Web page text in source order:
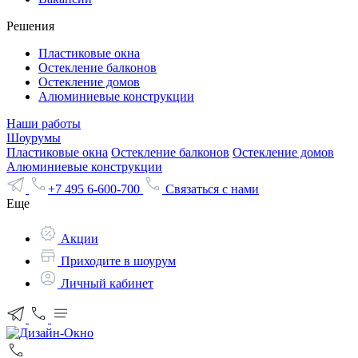
Решения
Пластиковые окна
Остекление балконов
Остекление домов
Алюминиевые конструкции
Наши работы
Шоурумы
Пластиковые окна Остекление балконов Остекление домов
Алюминиевые конструкции
+7 495 6-600-700
Связаться с нами
Еще
Акции
Приходите в шоурум
Личный кабинет